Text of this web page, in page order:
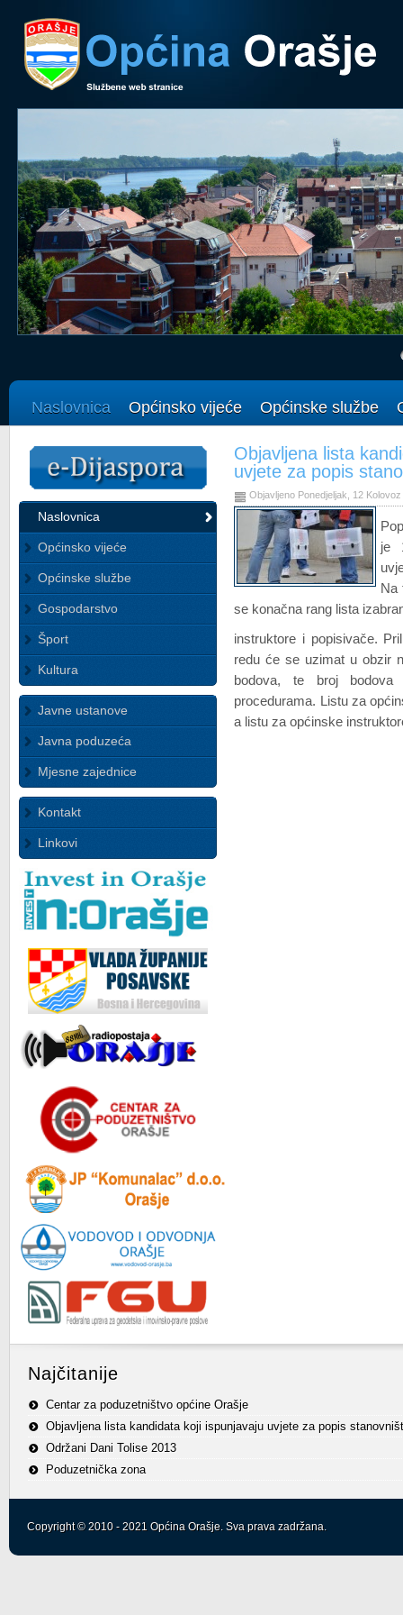
Naslovnica Općinsko vijeće Općinske službe
Naslovnica
Općinsko vijeće
Općinske službe
Gospodarstvo
Šport
Kultura
Javne ustanove
Javna poduzeća
Mjesne zajednice
Kontakt
Linkovi
Objavljena lista
uvjete za popis
Objavljeno Ponedjeljak, 12
je
Na
se konačna rang lista
instruktore i popisivače.
redu će se uzimat u obzir
bodova, te broj bodova
procedurama. Listu za
a listu za općinske
Najčitanije
Centar za poduzetništvo općine Orašje
Objavljena lista kandidata koji ispunjavaju uvjete za popis
Održani Dani Tolise 2013
Poduzetnička zona
Copyright © 2010 - 2021 Općina Orašje. Sva prava zadržana.